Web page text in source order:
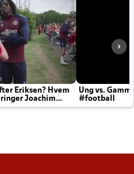
Eriksen? Hvem
Joachim
Ung vs.
#football